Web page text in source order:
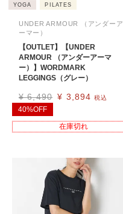
YOGA PILATES
UNDER ARMOUR （アンダーア
ーマー）
【OUTLET】【UNDER
ARMOUR （アンダーアーマ
ー）】WORDMARK
LEGGINGS（グレー）
¥ 6,490 ¥ 3,894 税込
40%OFF
在庫切れ